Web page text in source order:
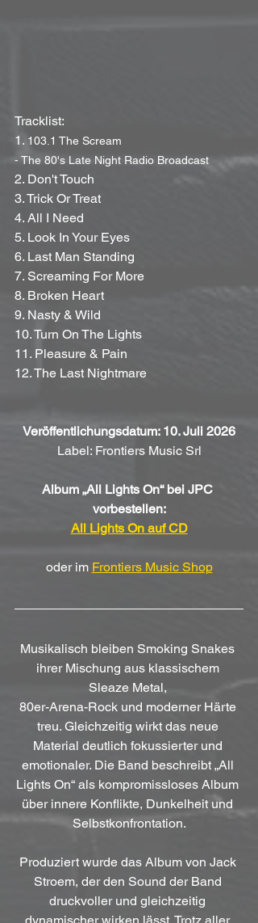
Tracklist:
1. 103.1 The Scream
- The 80's Late Night Radio Broadcast
2. Don't Touch
3. Trick Or Treat
4. All I Need
5. Look In Your Eyes
6. Last Man Standing
7. Screaming For More
8. Broken Heart
9. Nasty & Wild
10. Turn On The Lights
11. Pleasure & Pain
12. The Last Nightmare
Veröffentlichungsdatum: 10. Juli 2026
Label: Frontiers Music Srl
Album „All Lights On“ bei JPC
vorbestellen:
All Lights On auf CD
oder im Frontiers Music Shop
Musikalisch bleiben Smoking Snakes
ihrer Mischung aus klassischem
Sleaze Metal,
80er-Arena-Rock und moderner Härte
treu. Gleichzeitig wirkt das neue
Material deutlich fokussierter und
emotionaler. Die Band beschreibt „All
Lights On“ als kompromissloses Album
über innere Konflikte, Dunkelheit und
Selbstkonfrontation.
Produziert wurde das Album von Jack
Stroem, der den Sound der Band
druckvoller und gleichzeitig